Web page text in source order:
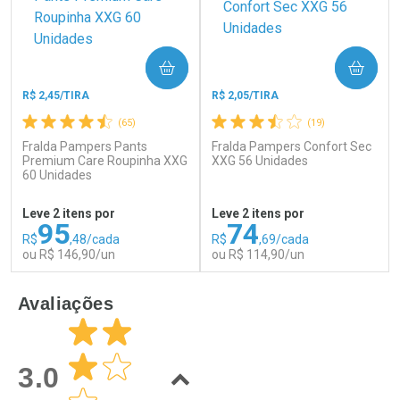
Ativar Desconto
Por R$ 60,74/cada
Comprar sem Desconto
Ativar Desconto
Por R$ 49,89/cada
(65)
R$ 2,45/TIRA
Fralda Pampers Pants
Premium Care Roupinha XXG
60 Unidades
Leve 2 itens por
R$95,48/cada
ou R$ 146,90/un
COMPRAR
Laboratório
Por Menos
(19)
R$ 2,05/TIRA
Fralda Pampers Confort Sec
XXG 56 Unidades
Leve 2 itens por
R$74,69/cada
ou R$ 114,90/un
COMPRAR
Avaliações
3.0